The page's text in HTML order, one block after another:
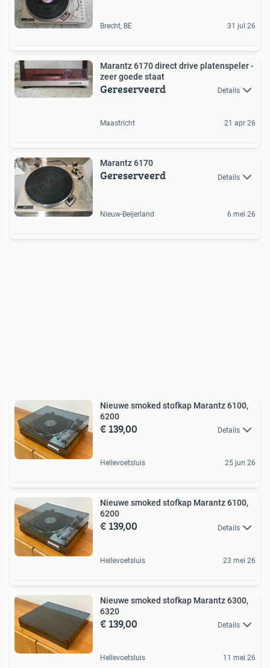
Brecht, BE 31 jul 26
Marantz 6170 direct drive platenspeler -
zeer goede staat
Gereserveerd Details
Maastricht 21 apr 26
Marantz 6170
Gereserveerd Details
Nieuw-Beijerland 6 mei 26
Nieuwe smoked stofkap Marantz 6100,
6200
€ 139,00 Details
Hellevoetsluis 25 jun 26
Nieuwe smoked stofkap Marantz 6100,
6200
€ 139,00 Details
Hellevoetsluis 23 mei 26
Nieuwe smoked stofkap Marantz 6300,
6320
€ 139,00 Details
Hellevoetsluis 11 mei 26